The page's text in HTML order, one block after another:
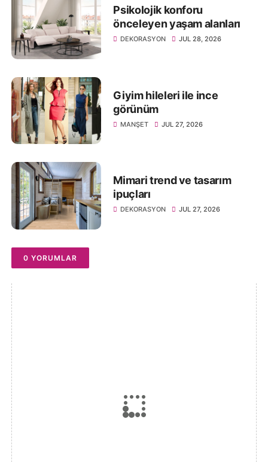
Psikolojik konforu
önceleyen yaşam alanları
DEKORASYON JUL 28, 2026
Giyim hileleri ile ince
görünüm
MANŞET JUL 27, 2026
Mimari trend ve tasarım
ipuçları
DEKORASYON JUL 27, 2026
0 YORUMLAR